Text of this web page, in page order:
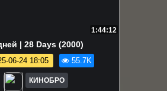
1:44:12
| 28 Days (2000)
06-24 18:05 55.7K
КИНОБРО